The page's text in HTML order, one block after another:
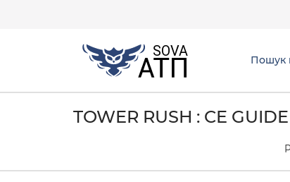
Пошук
TOWER RUSH : CE